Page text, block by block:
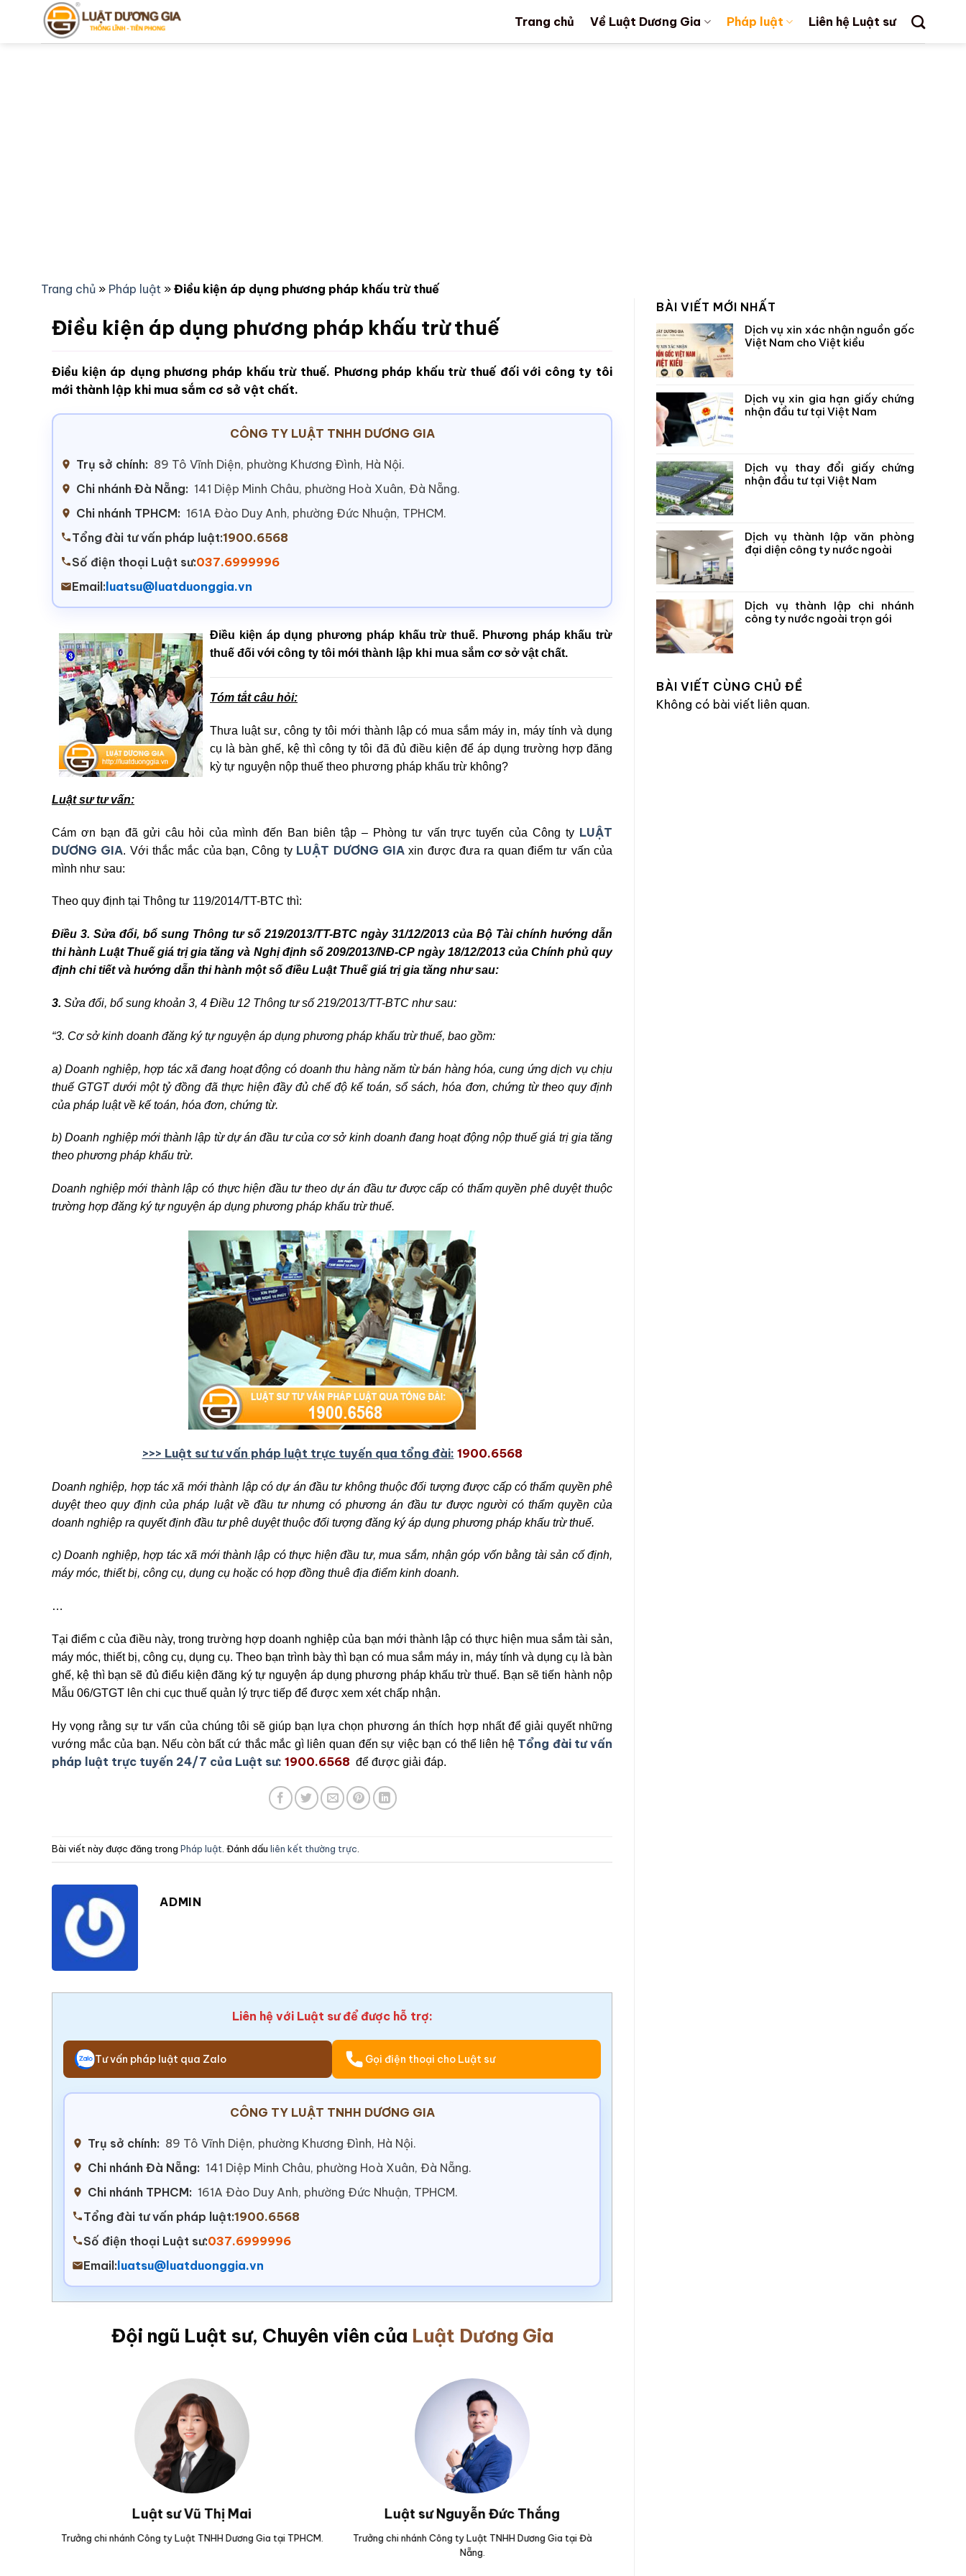
Trang chủ Về Luật Dương Gia Pháp luật Liên hệ Luật sư
Trang chủ » Pháp luật » Điều kiện áp dụng phương pháp khấu trừ thuế
Điều kiện áp dụng phương pháp khấu trừ thuế
Điều kiện áp dụng phương pháp khấu trừ thuế. Phương pháp khấu trừ thuế đối với công ty tôi
mới thành lập khi mua sắm cơ sở vật chất.
CÔNG TY LUẬT TNHH DƯƠNG GIA
Trụ sở chính: 89 Tô Vĩnh Diện, phường Khương Đình, Hà Nội.
Chi nhánh Đà Nẵng: 141 Diệp Minh Châu, phường Hoà Xuân, Đà Nẵng.
Chi nhánh TPHCM: 161A Đào Duy Anh, phường Đức Nhuận, TPHCM.
Tổng đài tư vấn pháp luật:1900.6568
Số điện thoại Luật sư:037.6999996
Email: luatsu@luatduonggia.vn
Điều kiện áp dụng phương pháp khấu trừ thuế. Phương pháp khấu trừ
thuế đối với công ty tôi mới thành lập khi mua sắm cơ sở vật chất.
Tóm tắt câu hỏi:
Thưa luật sư, công ty tôi mới thành lập có mua sắm máy in, máy tính và dụng
cụ là bàn ghế, kệ thì công ty tôi đã đủ điều kiện để áp dụng trường hợp đăng
kỳ tự nguyện nộp thuế theo phương pháp khấu trừ không?
Luật sư tư vấn:
Cám ơn bạn đã gửi câu hỏi của mình đến Ban biên tập – Phòng tư vấn trực tuyến của Công ty LUẬT
DƯƠNG GIA. Với thắc mắc của bạn, Công ty LUẬT DƯƠNG GIAxin được đưa ra quan điểm tư vấn của
mình như sau:
Theo quy định tại Thông tư 119/2014/TT-BTC thì:
Điều 3. Sửa đổi, bổ sung Thông tư số 219/2013/TT-BTC ngày 31/12/2013 của Bộ Tài chính hướng dẫn
thi hành Luật Thuế giá trị gia tăng và Nghị định số 209/2013/NĐ-CP ngày 18/12/2013 của Chính phủ quy
định chi tiết và hướng dẫn thi hành một số điều Luật Thuế giá trị gia tăng như sau:
3. Sửa đổi, bổ sung khoản 3, 4 Điều 12 Thông tư số 219/2013/TT-BTC như sau:
“3. Cơ sở kinh doanh đăng ký tự nguyện áp dụng phương pháp khấu trừ thuế, bao gồm:
a) Doanh nghiệp, hợp tác xã đang hoạt động có doanh thu hàng năm từ bán hàng hóa, cung ứng dịch vụ chịu
thuế GTGT dưới một tỷ đồng đã thực hiện đầy đủ chế độ kế toán, sổ sách, hóa đơn, chứng từ theo quy định
của pháp luật về kế toán, hóa đơn, chứng từ.
b) Doanh nghiệp mới thành lập từ dự án đầu tư của cơ sở kinh doanh đang hoạt động nộp thuế giá trị gia tăng
theo phương pháp khấu trừ.
Doanh nghiệp mới thành lập có thực hiện đầu tư theo dự án đầu tư được cấp có thẩm quyền phê duyệt thuộc
trường hợp đăng ký tự nguyện áp dụng phương pháp khấu trừ thuế.
>>> Luật sư tư vấn pháp luật trực tuyến qua tổng đài: 1900.6568
Doanh nghiệp, hợp tác xã mới thành lập có dự án đầu tư không thuộc đối tượng được cấp có thẩm quyền phê
duyệt theo quy định của pháp luật về đầu tư nhưng có phương án đầu tư được người có thẩm quyền của
doanh nghiệp ra quyết định đầu tư phê duyệt thuộc đối tượng đăng ký áp dụng phương pháp khấu trừ thuế.
c) Doanh nghiệp, hợp tác xã mới thành lập có thực hiện đầu tư, mua sắm, nhận góp vốn bằng tài sản cố định,
máy móc, thiết bị, công cụ, dụng cụ hoặc có hợp đồng thuê địa điểm kinh doanh.
…
Tại điểm c của điều này, trong trường hợp doanh nghiệp của bạn mới thành lập có thực hiện mua sắm tài sản,
máy móc, thiết bị, công cụ, dụng cụ. Theo bạn trình bày thì bạn có mua sắm máy in, máy tính và dụng cụ là bàn
ghế, kệ thì bạn sẽ đủ điểu kiện đăng ký tự nguyện áp dụng phương pháp khấu trừ thuế. Bạn sẽ tiến hành nộp
Mẫu 06/GTGT lên chi cục thuế quản lý trực tiếp để được xem xét chấp nhận.
Hy vọng rằng sự tư vấn của chúng tôi sẽ giúp bạn lựa chọn phương án thích hợp nhất để giải quyết những
vướng mắc của bạn. Nếu còn bất cứ thắc mắc gì liên quan đến sự việc bạn có thể liên hệ Tổng đài tư vấn
pháp luật trực tuyến 24/7 của Luật sư: 1900.6568 để được giải đáp.
Bài viết này được đăng trong Pháp luật . Đánh dấu liên kết thường trực
ADMIN
Liên hệ với Luật sư để được hỗ trợ:
Tư vấn pháp luật qua Zalo Gọi điện thoại cho Luật sư
CÔNG TY LUẬT TNHH DƯƠNG GIA
Trụ sở chính: 89 Tô Vĩnh Diện, phường Khương Đình, Hà Nội.
Chi nhánh Đà Nẵng: 141 Diệp Minh Châu, phường Hoà Xuân, Đà Nẵng.
Chi nhánh TPHCM: 161A Đào Duy Anh, phường Đức Nhuận, TPHCM.
Tổng đài tư vấn pháp luật:1900.6568
Số điện thoại Luật sư:037.6999996
Email:luatsu@luatduonggia.vn
Đội ngũ Luật sư, Chuyên viên của Luật Dương Gia
Luật sư Vũ Văn Huân
Nguyên Kiểm sát viên Viện kiểm sát nhân dân tỉnh Phú Yên.
Luật sư Nguyễn Hoài Bão
Nguyên Kiểm sát viên của Viện kiểm sát nhân dân TP Đà
Nẵng.
BÀI VIẾT MỚI NHẤT
Dịch vụ xin xác nhận nguồn gốc
Việt Nam cho Việt kiều
Dịch vụ xin gia hạn giấy chứng
nhận đầu tư tại Việt Nam
Dịch vụ thay đổi giấy chứng
nhận đầu tư tại Việt Nam
Dịch vụ thành lập văn phòng
đại diện công ty nước ngoài
Dịch vụ thành lập chi nhánh
công ty nước ngoài trọn gói
BÀI VIẾT CÙNG CHỦ ĐỀ
Không có bài viết liên quan.